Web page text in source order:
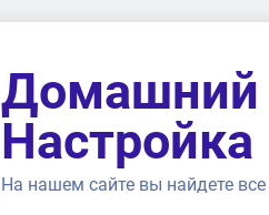
Домашний
Настройка
На нашем сайте вы найдете